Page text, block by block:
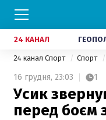
24 КАНАЛ
24 канал Спорт Спорт
16 грудня, 23:03 1
Усик
перед боєм